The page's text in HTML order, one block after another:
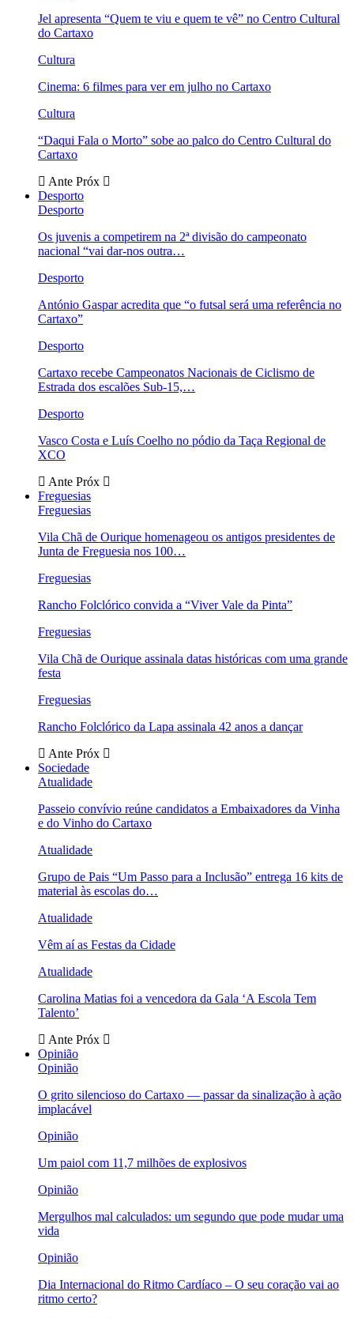
Jel apresenta “Quem te viu e quem te vê” no Centro Cultural
do Cartaxo
Cultura
Cinema: 6 filmes para ver em julho no Cartaxo
Cultura
“Daqui Fala o Morto” sobe ao palco do Centro Cultural do
Cartaxo
Ante Próx
Desporto
Desporto
Os juvenis a competirem na 2ª divisão do campeonato
nacional “vai dar-nos outra…
Desporto
António Gaspar acredita que “o futsal será uma referência no
Cartaxo”
Desporto
Cartaxo recebe Campeonatos Nacionais de Ciclismo de
Estrada dos escalões Sub-15,…
Desporto
Vasco Costa e Luís Coelho no pódio da Taça Regional de
XCO
Ante Próx
Freguesias
Freguesias
Vila Chã de Ourique homenageou os antigos presidentes de
Junta de Freguesia nos 100…
Freguesias
Rancho Folclórico convida a “Viver Vale da Pinta”
Freguesias
Vila Chã de Ourique assinala datas históricas com uma grande
festa
Freguesias
Rancho Folclórico da Lapa assinala 42 anos a dançar
Ante Próx
Sociedade
Atualidade
Passeio convívio reúne candidatos a Embaixadores da Vinha
e do Vinho do Cartaxo
Atualidade
Grupo de Pais “Um Passo para a Inclusão” entrega 16 kits de
material às escolas do…
Atualidade
Vêm aí as Festas da Cidade
Atualidade
Carolina Matias foi a vencedora da Gala ‘A Escola Tem
Talento’
Ante Próx
Opinião
Opinião
O grito silencioso do Cartaxo — passar da sinalização à ação
implacável
Opinião
Um paiol com 11,7 milhões de explosivos
Opinião
Mergulhos mal calculados: um segundo que pode mudar uma
vida
Opinião
Dia Internacional do Ritmo Cardíaco – O seu coração vai ao
ritmo certo?